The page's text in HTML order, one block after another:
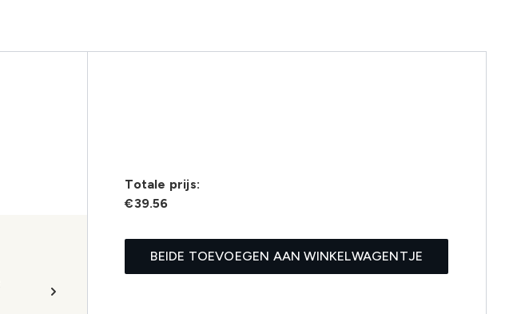
Totale prijs:
€39.56
BEIDE TOEVOEGEN AAN WINKELWAGENTJE